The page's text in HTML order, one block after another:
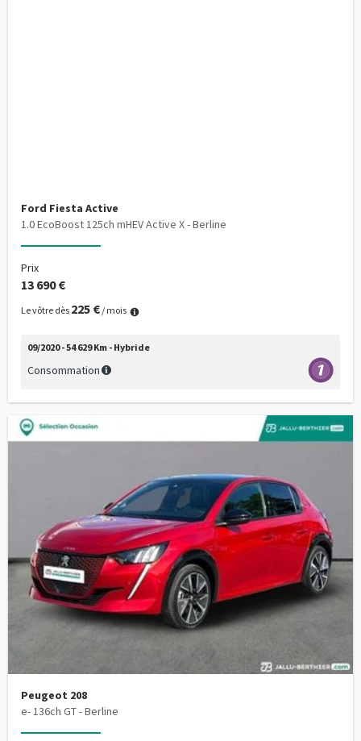
Ford Fiesta Active
1.0 EcoBoost 125ch mHEV Active X - Berline
Prix
13 690 €
Le vôtre dès 225 € / mois
09/2020 - 54 629 Km - Hybride
Consommation
Peugeot 208
e- 136ch GT - Berline